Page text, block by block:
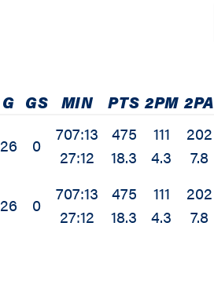
G GS MIN PTS 2PM 2PA
26 0
707:13
27:12
475
18.3
111
4.3
202
7.8
26 0
707:13
27:12
475
18.3
111
4.3
202
7.8